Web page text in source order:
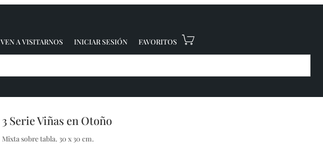
VEN A VISITARNOS INICIAR SESIÓN FAVORITOS
3 Serie Viñas en Otoño
Mixta sobre tabla. 30 x 30 cm.